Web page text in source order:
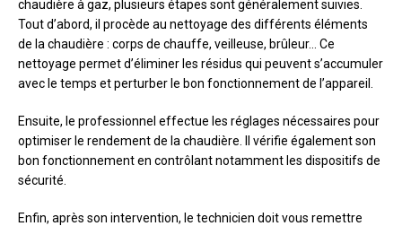
chaudière à gaz, plusieurs étapes sont généralement suivies.
Tout d’abord, il procède au nettoyage des différents éléments
de la chaudière : corps de chauffe, veilleuse, brûleur… Ce
nettoyage permet d’éliminer les résidus qui peuvent s’accumuler
avec le temps et perturber le bon fonctionnement de l’appareil.
Ensuite, le professionnel effectue les réglages nécessaires pour
optimiser le rendement de la chaudière. Il vérifie également son
bon fonctionnement en contrôlant notamment les dispositifs de
sécurité.
Enfin, après son intervention, le technicien doit vous remettre